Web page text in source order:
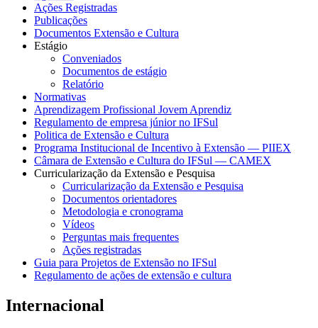
Ações Registradas
Publicações
Documentos Extensão e Cultura
Estágio
Conveniados
Documentos de estágio
Relatório
Normativas
Aprendizagem Profissional Jovem Aprendiz
Regulamento de empresa júnior no IFSul
Politica de Extensão e Cultura
Programa Institucional de Incentivo à Extensão — PIIEX
Câmara de Extensão e Cultura do IFSul — CAMEX
Curricularização da Extensão e Pesquisa
Curricularização da Extensão e Pesquisa
Documentos orientadores
Metodologia e cronograma
Vídeos
Perguntas mais frequentes
Ações registradas
Guia para Projetos de Extensão no IFSul
Regulamento de ações de extensão e cultura
Internacional